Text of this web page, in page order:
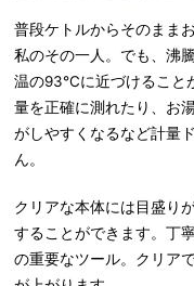
普段ケトルからそのまま
私のその一人。でも、沸
温の93℃に近づけること
量を正確に測れたり、お
がしやすくなるなど計量
ん。
クリアな本体には目盛り
することができます。丁
の重要なツール。クリア